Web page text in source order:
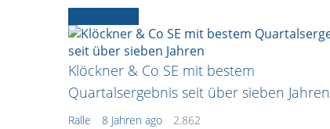
Klöckner & Co SE mit bestem
Quartalsergebnis seit über sieben Jahren
Ralle 8 Jahren ago 2.862